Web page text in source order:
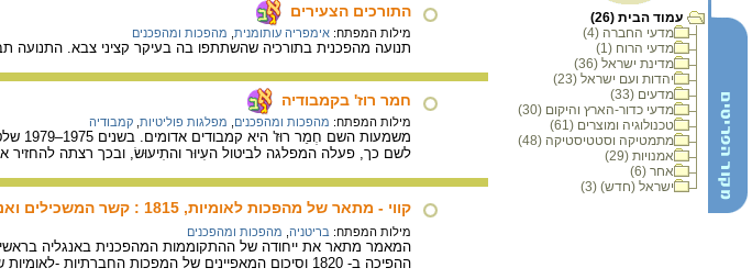
עמוד הבית (26)
מדעי החברה (4)
מדעי הרוח (1)
מדינת ישראל (36)
יהדות ועם ישראל (23)
מדעים (33)
מדעי כדור-הארץ והיקום (30)
טכנולוגיה ומוצרים (61)
מתמטיקה וסטטיסטיקה (48)
אמנויות (29)
אחר (6)
ישראל (חדש) (3)
התורכים הצעירים
מילות המפתח: אימפריה עותומנית מהפכות ומהפכנים
תנועה מהפכנית בתורכיה שהשתתפו בה בעיקר קציני צבא. התנועה תבעה רפורמה בצבא ובמשטר, וב- 1908
חמר רוז' בקמבודיה
מילות המפתח: מהפכות ומהפכנים מפלגות פוליטיות קמבודיה
לשם כך, פעלה המפלגה לביטול העִיוּר והתִיעוּשׂ, ובכך רצתה
קווי - מתאר של מהפכות לאומיות, 1815 : קשר המשכילים ואנשי הצבא
מילות המפתח: בריטניה מהפכות ומהפכנים
ההפיכה ב- 1820 וסיכום המאפיינים של המפכות החברתיות -לאומיות שהתחוללו באירופה במחצית הראשונה של המאה ה- 19.